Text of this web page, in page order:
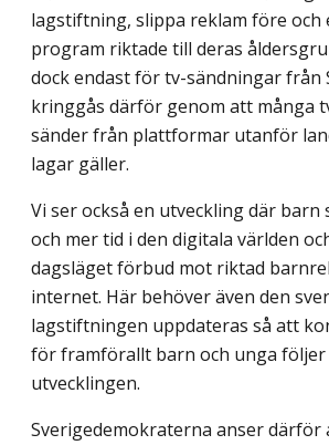
lagstiftning, slippa reklam före och
program riktade till deras
dock endast för tv-sändningar från
kringgås därför genom att många
sänder från plattformar utanför
lagar gäller.
Vi ser också en utveckling där barn
och mer tid i den digitala världen
dagsläget förbud mot riktad
internet. Här behöver även den
lagstiftningen uppdateras så att
för framförallt barn och unga följer
utvecklingen.
Sverigedemokraterna anser därför